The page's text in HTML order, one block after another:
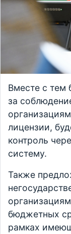
Вместе с тем
за
лицензии,
контроль
систему.
Также
бюджетных
рамках